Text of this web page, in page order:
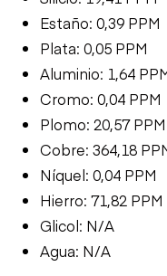
Estaño: 0,39 PPM
Plata: 0,05 PPM
Aluminio: 1,64
Cromo: 0,04 PPM
Plomo: 20,57 PPM
Cobre: 364,18
Níquel: 0,04 PPM
Hierro: 71,82 PPM
Glicol: N/A
Agua: N/A